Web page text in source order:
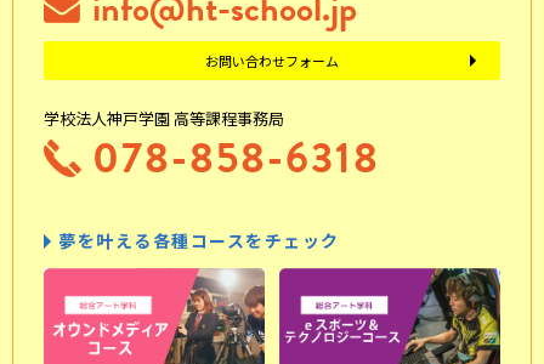
お問い合わせフォーム
学校法人神戸学園 高等課程事務局
078-858-6318
夢を叶える各種コースをチェック